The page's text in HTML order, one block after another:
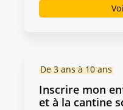
De 3 ans à 10 ans
Inscrire mon
et à la cantine